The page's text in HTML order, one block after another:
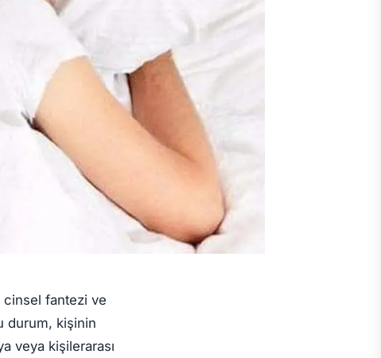
fantezi ve
durum, kişinin
veya kişilerarası